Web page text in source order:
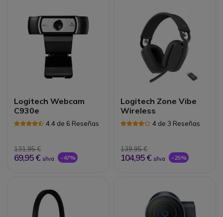
Logitech Webcam
C930e
4.4 de 6 Reseñas
131,95 €
69,95 € s/Iva -47%
Logitech Zone Vibe
Wireless
4 de 3 Reseñas
139,95 €
104,95 € s/Iva -25%